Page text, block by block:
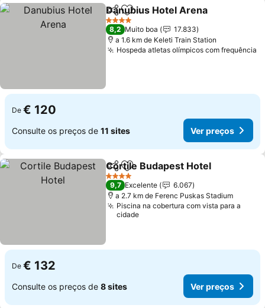
PartilharAdicionar aos favoritos
Danubius Hotel Arena
4 Estrelas
8,2 Muito boa
17.833
a 1.6 km de Keleti Train Station
Hospeda atletas olímpicos com frequência
De € 120
Consulte os preços de 11 sites Ver preços
PartilharAdicionar aos favoritos
Cortile Budapest Hotel
4 Estrelas
9,7 Excelente
6.067
a 2.7 km de Ferenc Puskas Stadium
Piscina na cobertura com vista para a
cidade
De € 132
Consulte os preços de 8 sites Ver preços